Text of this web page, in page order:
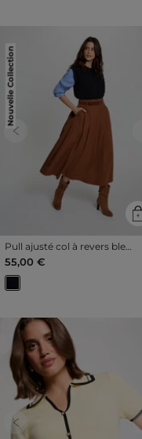
Nouvelle Collection
Previous
Pull ajusté col à revers bleu
marine femme
55,00 €
Previous